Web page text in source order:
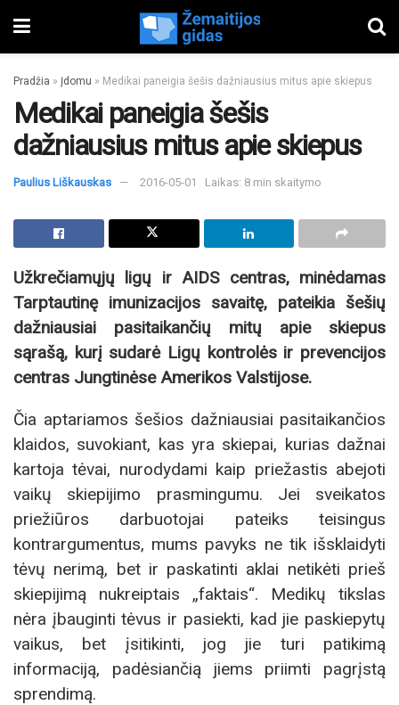
Pradžia » Įdomu » Medikai paneigia šešis dažniausius mitus apie skiepus
Medikai paneigia šešis
dažniausius mitus apie skiepus
Paulius Liškauskas 2016-05-01 Laikas: 8 min skaitymo
Užkrečiamųjų ligų ir AIDS centras, minėdamas
Tarptautinę imunizacijos savaitę, pateikia šešių
dažniausiai pasitaikančių mitų apie skiepus
sąrašą, kurį sudarė Ligų kontrolės ir prevencijos
centras Jungtinėse Amerikos Valstijose.
Čia aptariamos šešios dažniausiai pasitaikančios
klaidos, suvokiant, kas yra skiepai, kurias dažnai
kartoja tėvai, nurodydami kaip priežastis abejoti
vaikų skiepijimo prasmingumu. Jei sveikatos
priežiūros darbuotojai pateiks teisingus
kontrargumentus, mums pavyks ne tik išsklaidyti
tėvų nerimą, bet ir paskatinti aklai netikėti prieš
skiepijimą nukreiptais „faktais“. Medikų tikslas
nėra įbauginti tėvus ir pasiekti, kad jie paskiepytų
vaikus, bet įsitikinti, jog jie turi patikimą
informaciją, padėsiančią jiems priimti pagrįstą
sprendimą.